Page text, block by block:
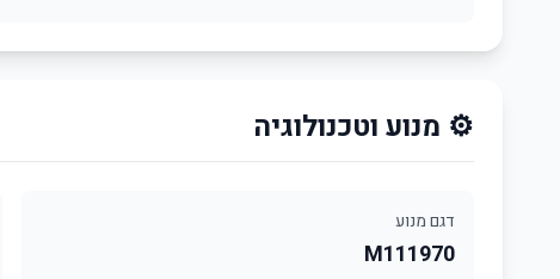
⚙️ מנוע וטכנולוגיה
דגם מנוע
M111970